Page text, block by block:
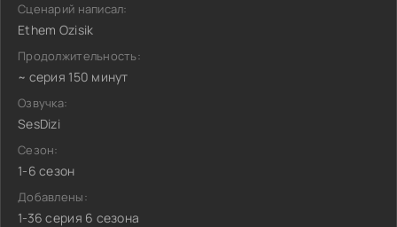
Сценарий написал:
Ethem Ozisik
Продолжительность:
~ серия 150 минут
Озвучка:
SesDizi
Сезон:
1-6 сезон
Добавлены:
1-36 серия 6 сезона